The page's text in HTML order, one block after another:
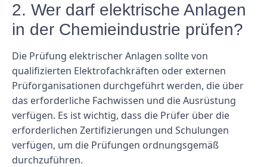
2. Wer darf elektrische Anlagen
in der Chemieindustrie prüfen?
Die Prüfung elektrischer Anlagen sollte von
qualifizierten Elektrofachkräften oder externen
Prüforganisationen durchgeführt werden, die über
das erforderliche Fachwissen und die Ausrüstung
verfügen. Es ist wichtig, dass die Prüfer über die
erforderlichen Zertifizierungen und Schulungen
verfügen, um die Prüfungen ordnungsgemäß
durchzuführen.